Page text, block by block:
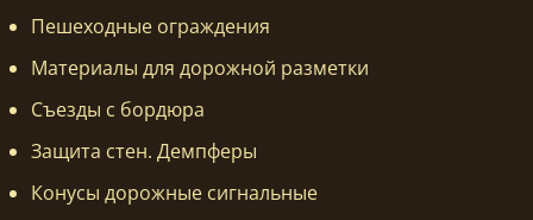
Пешеходные ограждения
Материалы для дорожной разметки
Съезды с бордюра
Защита стен. Демпферы
Конусы дорожные сигнальные